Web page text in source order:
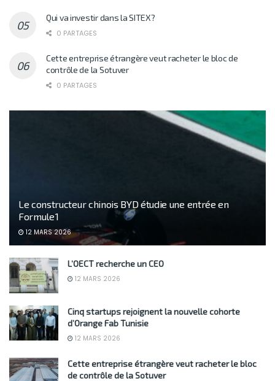
Qui va investir dans la SITEX?
0 PARTAGES
Cette entreprise étrangère veut racheter le bloc de
contrôle de la Sotuver
0 PARTAGES
Le constructeur chinois BYD étudie une entrée en
Formule 1
12 MARS 2026
L’OECT recherche un CEO
12 MARS 2026
Cinq startups rejoignent la nouvelle cohorte
d’Orange Fab Tunisie
12 MARS 2026
Cette entreprise étrangère veut racheter le bloc
de contrôle de la Sotuver